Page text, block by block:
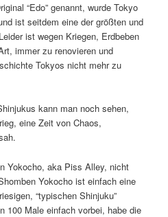
“Edo” genannt, wurde Tokyo
ist seitdem eine der größten und
ist wegen Kriegen, Erdbeben
immer zu renovieren und
Tokyos nicht mehr zu
kann man noch sehen,
eine Zeit von Chaos,
Yokocho, aka Piss Alley, nicht
Yokocho ist einfach eine
“typischen Shinjuku”
100 Male einfach vorbei, habe die